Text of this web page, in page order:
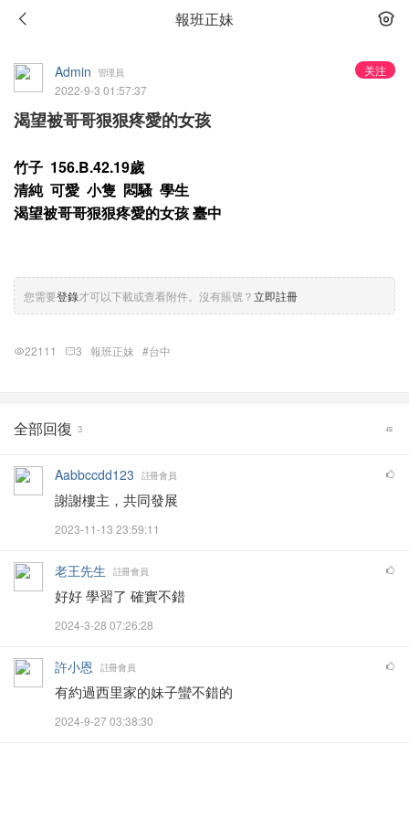
報班正妹
关注
Admin 管理員
2022-9-3 01:57:37
渴望被哥哥狠狠疼愛的女孩
竹子 156.B.42.19歲
清純 可愛 小隻 悶騷 學生
渴望被哥哥狠狠疼愛的女孩 臺中
您需要登錄才可以下載或查看附件。沒有賬號？立即註冊
22111 3 報班正妹 #台中
全部回復 3
Aabbccdd123 註冊會員
謝謝樓主，共同發展
2023-11-13 23:59:11
老王先生 註冊會員
好好 學習了 確實不錯
2024-3-28 07:26:28
許小恩 註冊會員
有約過西里家的妹子蠻不錯的
2024-9-27 03:38:30